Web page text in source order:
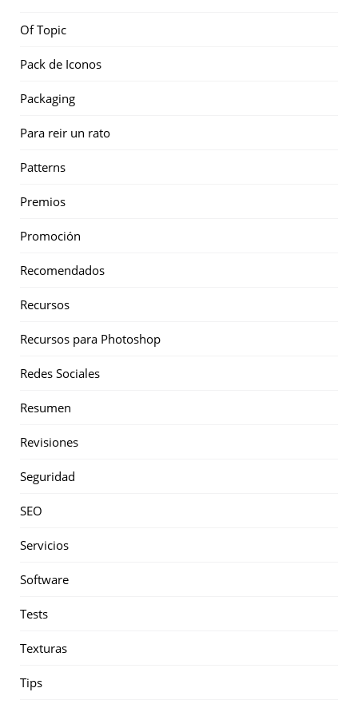
Of Topic
Pack de Iconos
Packaging
Para reir un rato
Patterns
Premios
Promoción
Recomendados
Recursos
Recursos para Photoshop
Redes Sociales
Resumen
Revisiones
Seguridad
SEO
Servicios
Software
Tests
Texturas
Tips